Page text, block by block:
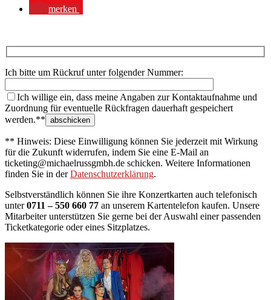
merken
Ich bitte um Rückruf unter folgender Nummer:
Ich willige ein, dass meine Angaben zur Kontaktaufnahme und
Zuordnung für eventuelle Rückfragen dauerhaft gespeichert
werden.**
** Hinweis: Diese Einwilligung können Sie jederzeit mit Wirkung
für die Zukunft widerrufen, indem Sie eine E-Mail an
ticketing@michaelrussgmbh.de schicken. Weitere Informationen
finden Sie in derDatenschutzerklärung.
Selbstverständlich können Sie ihre Konzertkarten auch telefonisch
unter0711 – 550 660 77 an unserem Kartentelefon kaufen. Unsere
Mitarbeiter unterstützen Sie gerne bei der Auswahl einer passenden
Ticketkategorie oder eines Sitzplatzes.